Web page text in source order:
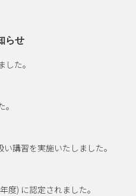
らせ
た。
講習を実施いたしました。
度) に認定されました。